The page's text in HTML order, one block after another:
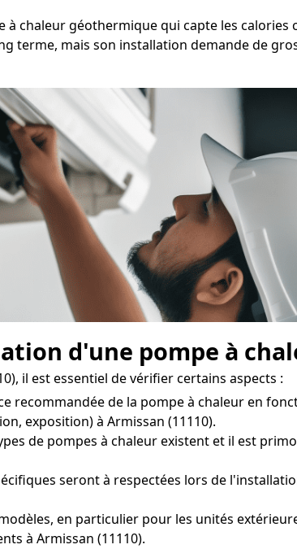
à chaleur géothermique qui capte les
terme, mais son installation demande de
d'une pompe à
il est essentiel de vérifier certains aspects :
recommandée de la pompe à chaleur en
exposition) à Armissan (11110).
de pompes à chaleur existent et il est
seront à respectées lors de
en particulier pour les unités
à Armissan (11110).